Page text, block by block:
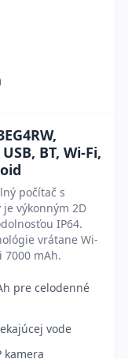
BT, Wi-Fi,
počítač s
výkonným 2D
IP64.
vrátane Wi-
7000 mAh.
pre celodenné
vode
kamera